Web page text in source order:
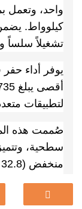
كيلوواط.
تشغيلاً سلساً
لتطبيقات
صُممت هذه
سطحية،
المنحدرات